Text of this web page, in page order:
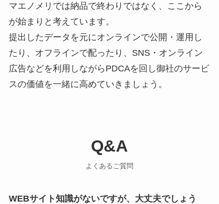
マエノメリでは納品で終わりではなく、ここから
が始まりと考えています。
提出したデータを元にオンラインで公開・運用し
たり、オフラインで配ったり、SNS・オンライン
広告などを利用しながらPDCAを回し御社のサービ
スの価値を一緒に高めていきましょう。
Q&A
よくあるご質問
WEBサイト知識がないですが、大丈夫でしょう